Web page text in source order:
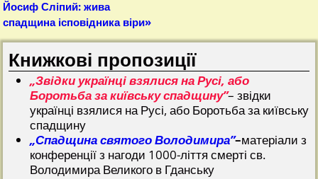
Йосиф Сліпий: жива
спадщина ісповідника віри»
Книжкові пропозиції
„Звідки українці взялися на Русі, або
Боротьба за київську спадщину”– звідки
українці взялися на Русі, або Боротьба за київську
спадщину
„Спадщина святого Володимира”–матеріали з
конференції з нагоди 1000-ліття смерті св.
Володимира Великого в Гданську